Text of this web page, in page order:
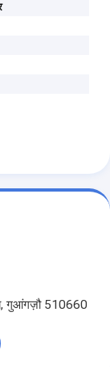
गुआंगज़ौ 510660